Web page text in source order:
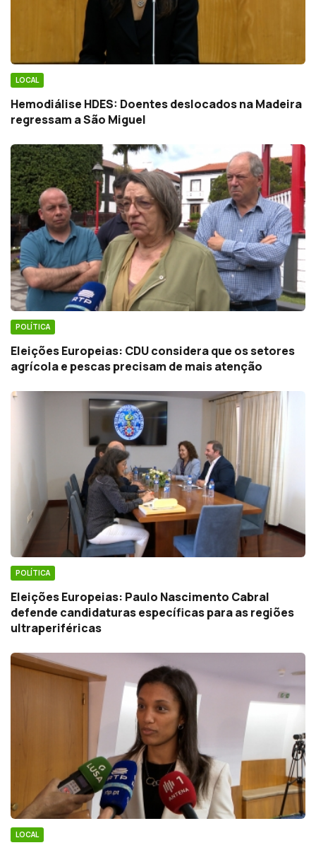
LOCAL
Hemodiálise HDES: Doentes deslocados na Madeira
regressam a São Miguel
POLÍTICA
Eleições Europeias: CDU considera que os setores
agrícola e pescas precisam de mais atenção
POLÍTICA
Eleições Europeias: Paulo Nascimento Cabral
defende candidaturas específicas para as regiões
ultraperiféricas
LOCAL